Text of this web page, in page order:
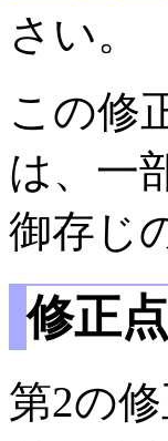
さい。
この修
は、一
御存じ
修正
第2の